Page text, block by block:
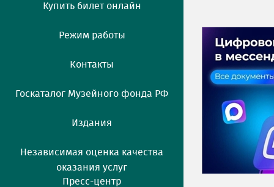
Купить билет онлайн
Режим работы
Контакты
Госкаталог Музейного фонда РФ
Издания
Независимая оценка качества
оказания услуг
Пресс-центр